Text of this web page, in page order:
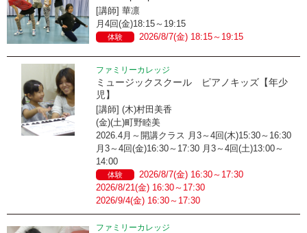
[講師] 華凛
月4回(金)18:15～19:15
体験 2026/8/7(金) 18:15～19:15
ファミリーカレッジ
ミュージックスクール ピアノキッズ【年少
児】
[講師] (木)村田美香
(金)(土)町野睦美
2026.4月～開講クラス 月3～4回(木)15:30～16:30
月3～4回(金)16:30～17:30 月3～4回(土)13:00～
14:00
体験
2026/8/7(金) 16:30～17:30
2026/8/21(金) 16:30～17:30
2026/9/4(金) 16:30～17:30
ファミリーカレッジ